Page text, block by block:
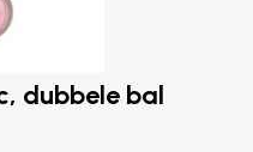
dubbele bal